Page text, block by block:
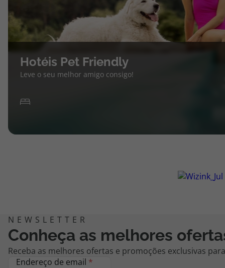
Hotéis Pet Friendly
Leve o seu melhor amigo consigo!
Conheça as melhores
Receba as melhores ofertas e promoções exclusivas
Endereço de email *